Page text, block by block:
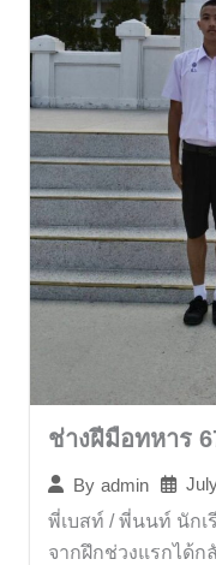
ช่างฝีมือทหาร
By admin
พี่เบสท์ / พี่นนท์ นัก
จากฝึกช่วงแรกได้